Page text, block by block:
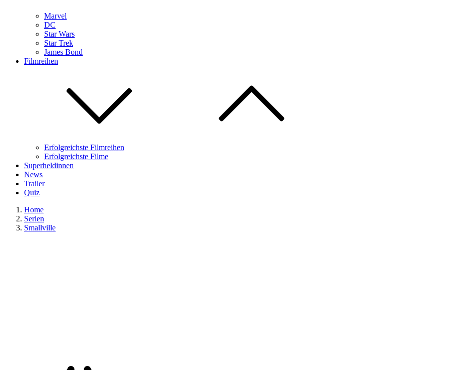
Marvel
DC
Star Wars
Star Trek
James Bond
Filmreihen
Erfolgreichste Filmreihen
Erfolgreichste Filme
Superheldinnen
News
Trailer
Quiz
Home
Serien
Smallville